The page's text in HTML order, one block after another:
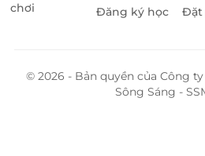
chơi
Đăng ký học
Đặt
© 2026 - Bản quyền của Công
Sông Sáng -